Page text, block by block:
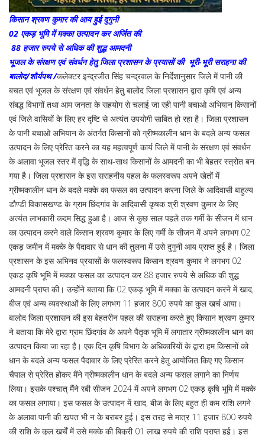
किसान श्रवण कुमार की आय हुई दुगुनी
02 एकड़ भूमि में मक्का उत्पादन कर अर्जित की
88 हजार रुपये से अधिक की शुद्ध आमदनी
भूजल के संरक्षण एवं संवर्धन हेतु जिला प्रशासन के प्रयासों की भूरी-भूरी सराहना की
बालोद/शौर्यपथ /कलेक्टर इन्द्रजीत सिंह चन्द्रवाल के निर्देशानुसार जिले में पानी की
बचत एवं भूजल के संरक्षण एवं संवर्धन हेतु बालोद जिला प्रशासन द्वारा कृषि एवं अन्य
संबद्ध विभागों तथा आम जनता के सहयोग से चलाई जा रही पानी बचाओ अभियान किसानों
एवं जिले वासियों के लिए हर दृष्टि से अत्यंत उपयोगी साबित हो रहा है। जिला प्रशासन
के पानी बचाओ अभियान के अंतर्गत किसानों को ग्रीष्मकालीन धान के बदले अन्य फसल
उत्पादन के लिए प्रेरित करने का यह महत्वपूर्ण कार्य जिले में पानी के संरक्षण एवं संवर्धन
के अलावा भूजल स्तर में वृद्धि के साथ-साथ किसानों के आमदनी का भी बेहतर स्त्रोत बन
गया है। जिला प्रशासन के इस सराहनीय पहल के फलस्वरूप अपने खेतों में
ग्रीष्मकालीन धान के बदले मक्के का फसल का उत्पादन करना जिले के आदिवासी बाहुल्य
डौण्डी विकासखण्ड के ग्राम छिंदगांव के आदिवासी कृषक श्री श्रवण कुमार के लिए
अत्यंत लाभकारी कदम सिद्ध हुआ है। आज से कुछ साल पहले तक गर्मी के सीजन में धान
का उत्पादन करने वाले किसान श्रवण कुमार के लिए गर्मी के सीजन में अपने लगभग 02
एकड़ जमीन में मक्के के पैदावार से धान की तुलना में उसे दुगुनी आय प्राप्त हुई है। जिला
प्रशासन के इस अभिनव प्रयासों के फलस्वरूप किसान श्रवण कुमार ने लगभग 02
एकड़ कृषि भूमि में मक्का फसल का उत्पादन कर 88 हजार रुपये से अधिक की शुद्ध
आमदनी प्राप्त की। उन्होेंने बताया कि 02 एकड़ भूमि में मक्का के उत्पादन करने में खाद,
बीज एवं अन्य व्यवस्थाओं के लिए लगभग 11 हजार 800 रुपये का कुल खर्च आया।
बालोद जिला प्रशासन की इस बेहतरीन पहल की सराहना करते हुए किसान श्रवण कुमार
ने बताया कि मेरे द्वारा ग्राम छिंदगांव के अपने पैतृक भूमि में लगातार ग्रीष्मकालीन धान का
उत्पादन किया जा रहा है। एक दिन कृषि विभाग के अधिकारियों के द्वारा हम किसानों को
धान के बदले अन्य फसल पैदावार के लिए प्रेरित करने हेतु आयोजित किए गए किसान
चैपाल से प्रेरित होकर मैंने ग्रीष्मकालीन धान के बदले अन्य फसल लगाने का निर्णय
लिया। इसके पश्चात् मैंने रबी सीजन 2024 में अपने लगभग 02 एकड़ कृषि भूमि में मक्के
का फसल लगाया। इस फसल के उत्पादन में खाद, बीज के लिए बहुत ही कम राशि लगने
के अलावा पानी की खपत भी न के बराबर हुई। इस तरह से मात्र 11 हजार 800 रुपये
की राशि के कुल खर्चें में उसे मक्के की बिक्री 01 लाख रुपये की राशि प्राप्त हुई। इस